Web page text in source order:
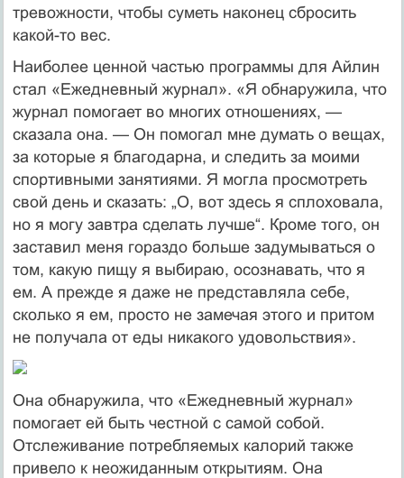
тревожности, чтобы суметь наконец сбросить
какой-то вес.
Наиболее ценной частью программы для Айлин
стал «Ежедневный журнал». «Я обнаружила, что
журнал помогает во многих отношениях, —
сказала она. — Он помогал мне думать о вещах,
за которые я благодарна, и следить за моими
спортивными занятиями. Я могла просмотреть
свой день и сказать: „О, вот здесь я сплоховала,
но я могу завтра сделать лучше“. Кроме того, он
заставил меня гораздо больше задумываться о
том, какую пищу я выбираю, осознавать, что я
ем. А прежде я даже не представляла себе,
сколько я ем, просто не замечая этого и притом
не получала от еды никакого удовольствия».
Она обнаружила, что «Ежедневный журнал»
помогает ей быть честной с самой собой.
Отслеживание потребляемых калорий также
привело к неожиданным открытиям. Она